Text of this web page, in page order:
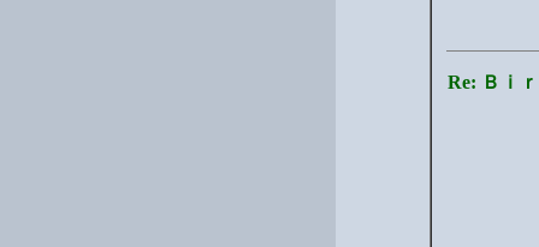
Re: Ｂｉ